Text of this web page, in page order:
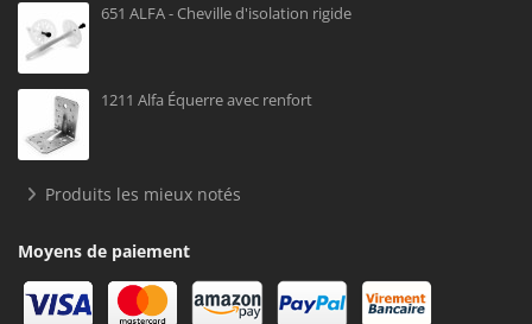
651 ALFA - Cheville d'isolation rigide
1211 Alfa Équerre avec renfort
Produits les mieux notés
Moyens de paiement